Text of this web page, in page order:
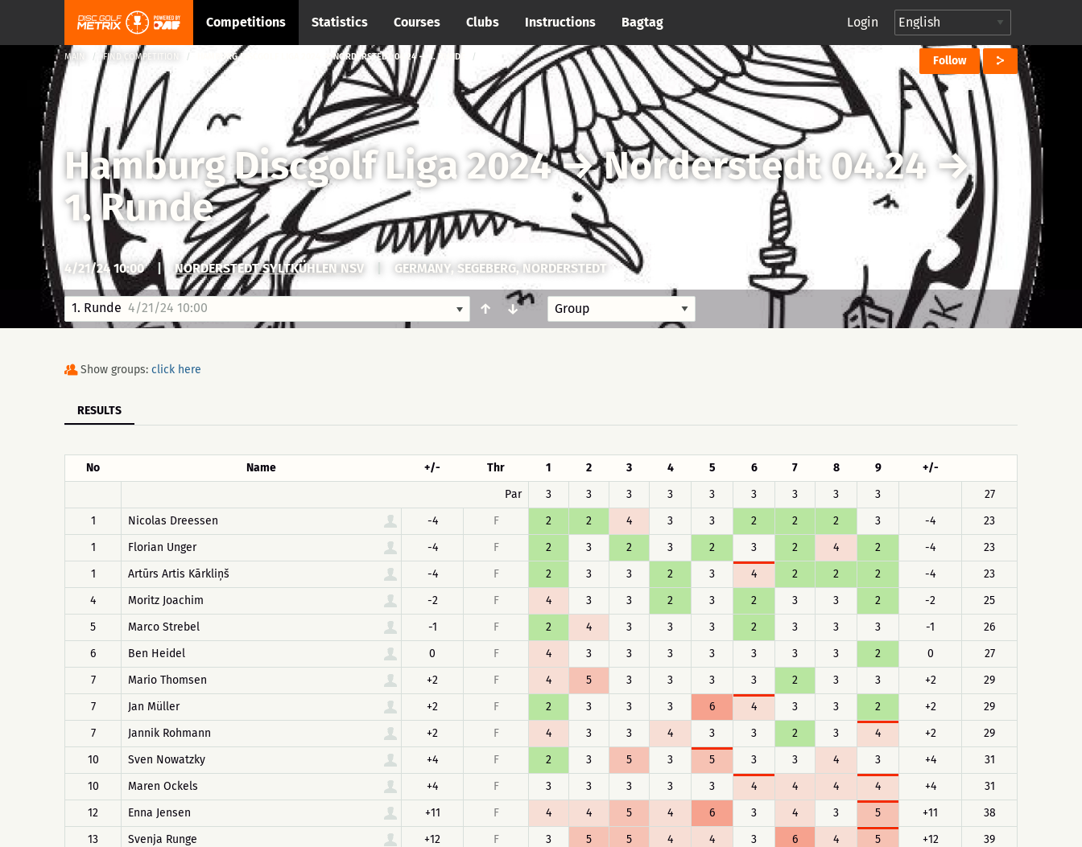
Competitions Statistics Courses Clubs Instructions Bagtag Login
MAIN FIND COMPETITION HAMBURG DISCGOLF LIGA 2024 → NORDERSTEDT 04.24 → 1. RUNDE Follow
Hamburg Discgolf Liga 2024→Norderstedt 04.24→
1. Runde
4/21/24 10:00 NORDERSTEDT SYLTKÜHLEN NSV GERMANY, SEGEBERG, NORDERSTEDT
1. Runde 4/21/24 10:00 ↑ ↓
Show groups: click here
RESULTS
No Name +/- Thr 1 2 3 4 5 6 7 8 9
+/-
Par
3 3 3 3 3 3 3 3 3
27
1
Nicolas Dreessen -4 F 2 2 4 3 3 2 2 2 3 -4
23
1
Florian Unger -4 F 2 3 2 3 2 3 2 4 2 -4
23
1
Artūrs Artis Kārkliņš -4 F 2 3 3 2 3 4 2 2 2 -4
23
4
Moritz Joachim -2 F 4 3 3 2 3 2 3 3 2 -2
25
5
Marco Strebel -1 F 2 4 3 3 3 2 3 3 3 -1
26
6
Ben Heidel 0 F 4 3 3 3 3 3 3 3 2 0
27
7
Mario Thomsen +2 F 4 5 3 3 3 3 2 3 3 +2
29
7
Jan Müller +2 F 2 3 3 3 6 4 3 3 2 +2
29
7
Jannik Rohmann +2 F 4 3 3 4 3 3 2 3 4 +2
29
10
Sven Nowatzky +4 F 2 3 5 3 5 3 3 4 3 +4
31
10
Maren Ockels +4 F 3 3 3 3 3 4 4 4 4 +4
31
12
Enna Jensen +11 F 4 4 5 4 6 3 4 3 5 +11
38
13
Svenja Runge +12 F 3 5 5 4 4 3 6 4 5 +12 39